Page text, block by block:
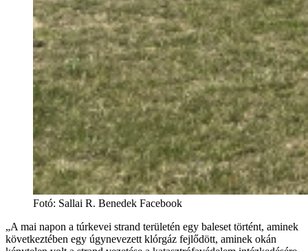
Fotó: Sallai R. Benedek Facebook
„A mai napon a túrkevei strand területén egy baleset történt, aminek
következtében egy úgynevezett klórgáz fejlődött, aminek okán